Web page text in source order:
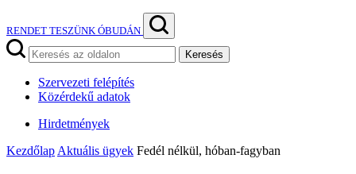
RENDET TESZÜNK ÓBUDÁN
Keresés
Szervezeti felépítés
Közérdekű adatok
Hirdetmények
Kezdőlap Aktuális ügyek Fedél nélkül, hóban-fagyban